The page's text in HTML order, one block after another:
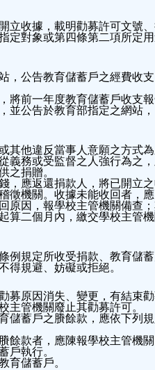
立收據，載明勸募許可文號
定對象或第四條第二項所定
，公告教育儲蓄戶之經費收
將前一年度教育儲蓄戶收支
並公告於教育部指定之網站
其他違反當事人意願之方式
義務或受監督之人強行為之
之捐贈。
，應返還捐款人，將已開立
徵機關。收據未能收回者，
原因，報學校主管機關備查
算二個月內，繳交學校主管
例規定所收受捐款、教育儲
得規避、妨礙或拒絕。
募原因消失、變更，有結束
主管機關廢止其勸募許可。
儲蓄戶之賸餘款，應依下列
餘款者，應陳報學校主管機
戶執行。
育儲蓄戶。